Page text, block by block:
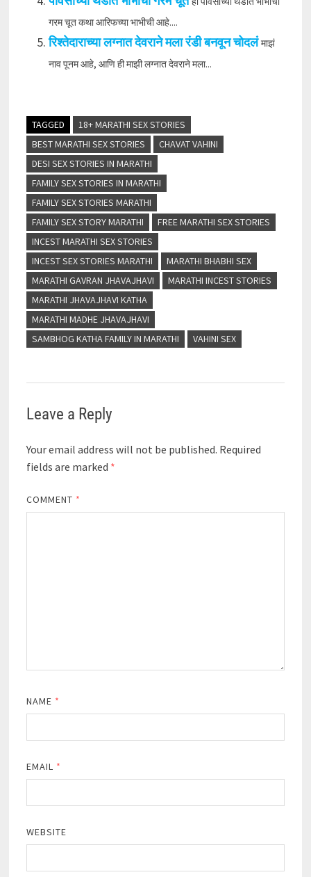
गरम चूत कथा आरिफच्या भाभीची आहे....
रिश्तेदाराच्या लग्नात देवराने मला रंडी बनवून चोदलं माझं
नाव पूनम आहे, आणि ही माझी लग्नात देवराने मला...
TAGGED
18+ MARATHI SEX STORIES
BEST MARATHI SEX STORIES
CHAVAT VAHINI
DESI SEX STORIES IN MARATHI
FAMILY SEX STORIES IN MARATHI
FAMILY SEX STORIES MARATHI
FAMILY SEX STORY MARATHI
FREE MARATHI SEX STORIES
INCEST MARATHI SEX STORIES
INCEST SEX STORIES MARATHI
MARATHI BHABHI SEX
MARATHI GAVRAN JHAVAJHAVI
MARATHI INCEST STORIES
MARATHI JHAVAJHAVI KATHA
MARATHI MADHE JHAVAJHAVI
SAMBHOG KATHA FAMILY IN MARATHI
VAHINI SEX
Leave a Reply
Your email address will not be published. Required
fields are marked *
COMMENT *
NAME *
EMAIL *
WEBSITE